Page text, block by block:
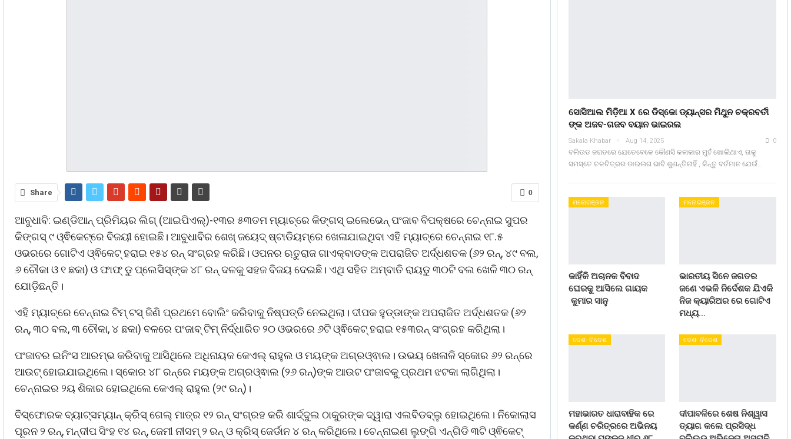
0
Share
ଆବୁଧାବି: ଇଣ୍ଡିଆନ୍‌ ପ୍ରିମିୟର ଲିଗ୍‌ (ଆଇପିଏଲ୍‌‌)-୧୩ର ୫୩ତମ ମ୍ୟାଚ୍‌ରେ କିଙ୍ଗସ୍‌ ଇଲେଭେନ୍‌ ପଂଜାବ ବିପକ୍ଷରେ ଚେନ୍ନାଇ ସୁପର
କିଙ୍ଗସ୍‌ ୯ ଓ୍ଵିକେଟ୍‌ରେ ବିଜୟୀ ହୋଇଛି। ଆବୁଧାବିର ଶେଖ୍‌ ଜୟେଦ୍‌ ଷ୍ଟାଡିୟମ୍‌ରେ ଖେଳାଯାଇଥିବା ଏହି ମ୍ୟାଚ୍‌ରେ ଚେନ୍ନାଇ ୧୮.୫
ଓଭରରେ ଗୋଟିଏ ଓ୍ଵିକେଟ୍‌ ହରାଇ ୧୫୪ ରନ୍‌ ସଂଗ୍ରହ କରିଛି। ଓପନର ଋତୁରାଜ ଗାଏକ୍ବାଡଙ୍କ ଅପରାଜିତ ଅର୍ଦ୍ଧଶତକ (୬୨ ରନ୍‌, ୪୯ ବଲ,
୬ ଚୌକା ଓ ୧ ଛକା) ଓ ଫାଫ୍‌ ଡୁ ପ୍ଲେସିସ୍‌ଙ୍କ ୪୮ ରନ୍‌ ଦଳକୁ ସହଜ ବିଜୟ ଦେଇଛି। ଏଥି ସହିତ ଅମ୍ବାତି ରାୟଡୁ ୩୦ଟି ବଲ ଖେଳି ୩୦ ରନ୍‌
ଯୋଡ଼ିଛନ୍ତି।
ଏହି ମ୍ୟାଚ୍‌ରେ ଚେନ୍ନାଇ ଟିମ୍‌ ଟସ୍‌ ଜିଣି ପ୍ରଥମେ ବୋଲିଂ କରିବାକୁ ନିଷ୍ପତ୍ତି ନେଇଥିଲା। ଦୀପକ ହୁଡ୍ଡାଙ୍କ ଅପରାଜିତ ଅର୍ଦ୍ଧଶତକ (୬୨
ରନ୍‌, ୩୦ ବଲ, ୩ ଚୌକା, ୪ ଛକା) ବଳରେ ପଂଜାବ୍‌ ଟିମ୍‌ ନିର୍ଦ୍ଧାରିତ ୨୦ ଓଭରରେ ୬ଟି ଓ୍ଵିକେଟ୍‌ ହରାଇ ୧୫୩ରନ୍‌ ସଂଗ୍ରହ କରିଥିଲା।
ପଂଜାବର ଇନିଂସ ଆରମ୍ଭ କରିବାକୁ ଆସିଥିଲେ ଅଧିନାୟକ କେଏଲ୍‌ ରାହୁଲ ଓ ମୟଙ୍କ ଅଗ୍ରଓ୍ଵାଲ। ଉଭୟ ଖେଳାଳି ସ୍କୋର ୬୨ ରନ୍‌ରେ
ଆଉଟ୍‌ ହୋଇଯାଇଥିଲେ। ସ୍କୋର ୪୮ ରନ୍‌ରେ ମୟଙ୍କ ଅଗ୍ରଓ୍ଵାଲ (୨୬ ରନ୍‌)ଙ୍କ ଆଉଟ ପଂଜାବକୁ ପ୍ରଥମ ଝଟକା ଲାଗିଥିଲା।
ଚେନ୍ନାଇର ୨ୟ ଶିକାର ହୋଇଥିଲେ କେଏଲ୍‌ ରାହୁଲ (୨୯ ରନ୍‌)।
ବିସ୍ଫୋରକ ବ୍ୟାଟ୍‌ସମ୍ୟାନ୍‌ କ୍ରିସ୍‌ ଗେଲ୍‌ ମାତ୍ର ୧୨ ରନ୍‌ ସଂଗ୍ରହ କରି ଶାର୍ଦ୍ଦୁଲ ଠାକୁରଙ୍କ ଦ୍ୱାରା ଏଲବିଡବ୍ଲୁ ହୋଇଥିଲେ। ନିକୋଲାସ
ପୂରନ ୨ ରନ୍‌, ମନ୍ଦୀପ ସିଂହ ୧୪ ରନ୍‌, ଜେମୀ ନୀସମ୍‌ ୨ ରନ୍‌ ଓ କ୍ରିସ୍‌ ଜେର୍ଡାନ ୪ ରନ୍‌ କରିଥିଲେ। ଚେନ୍ନାଇଣ ଲୁଙ୍ଗି ଏନ୍‌ଗିଡି ୩ଟି ଓ୍ଵିକେଟ୍‌
ସୋସିଆଲ ମିଡ଼ିଆ X ରେ ଡିସ୍କୋ ଡ୍ୟାନ୍ସର ମିଥୁନ ଚକ୍ରବର୍ତୀ
ଙ୍କ ଅଜବ-ଗଜବ ବୟାନ ଭାଇରଲ
Sakala Khabar Aug 14, 2025 0
ବଲିଉଡ ଜଗତରେ ଯେତେବେଳେ କୌଣସି କଳାକାର ମୁହଁ ଖୋଲିଥାଏ, ତାକୁ
ସମସ୍ତେ ଚଳଚିତ୍ରର ଡାଇଲଗ ଭାବି ଶୁଣନ୍ତିନାହିଁ , କିନ୍ତୁ ବର୍ତମାନ ଯେଉଁ…
ମନୋରଞ୍ଜନ
କାହିଁକି ଅଚାନକ ବିବାଦ
ଘେରକୁ ଆସିଲେ ଗାୟକ
କୁମାର ସାନୁ
ମନୋରଞ୍ଜନ
ଭାରତୀୟ ସିନେ ଜଗତର
ଜଣେ ଏଭଳି ନିର୍ଦେଶକ ଯିଏକି
ନିଜ କ୍ୟାରିଅର ରେ ଗୋଟିଏ
ମଧ୍ୟ…
ଦେଶ- ବିଦେଶ
ମହାଭାରତ ଧାରାବାହିକ ରେ
କର୍ଣ୍ଣ ଚରିତ୍ରରେ ଅଭିନୟ
ଦେଶ- ବିଦେଶ
ଦୀପାବଳିରେ ଶେଷ ନିଶ୍ୱାସ
ତ୍ୟାଗ କଲେ ପ୍ରସିଦ୍ଧ